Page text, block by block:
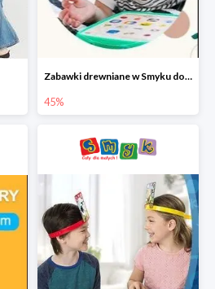
Zabawki drewniane w Smyku do -45%
45%